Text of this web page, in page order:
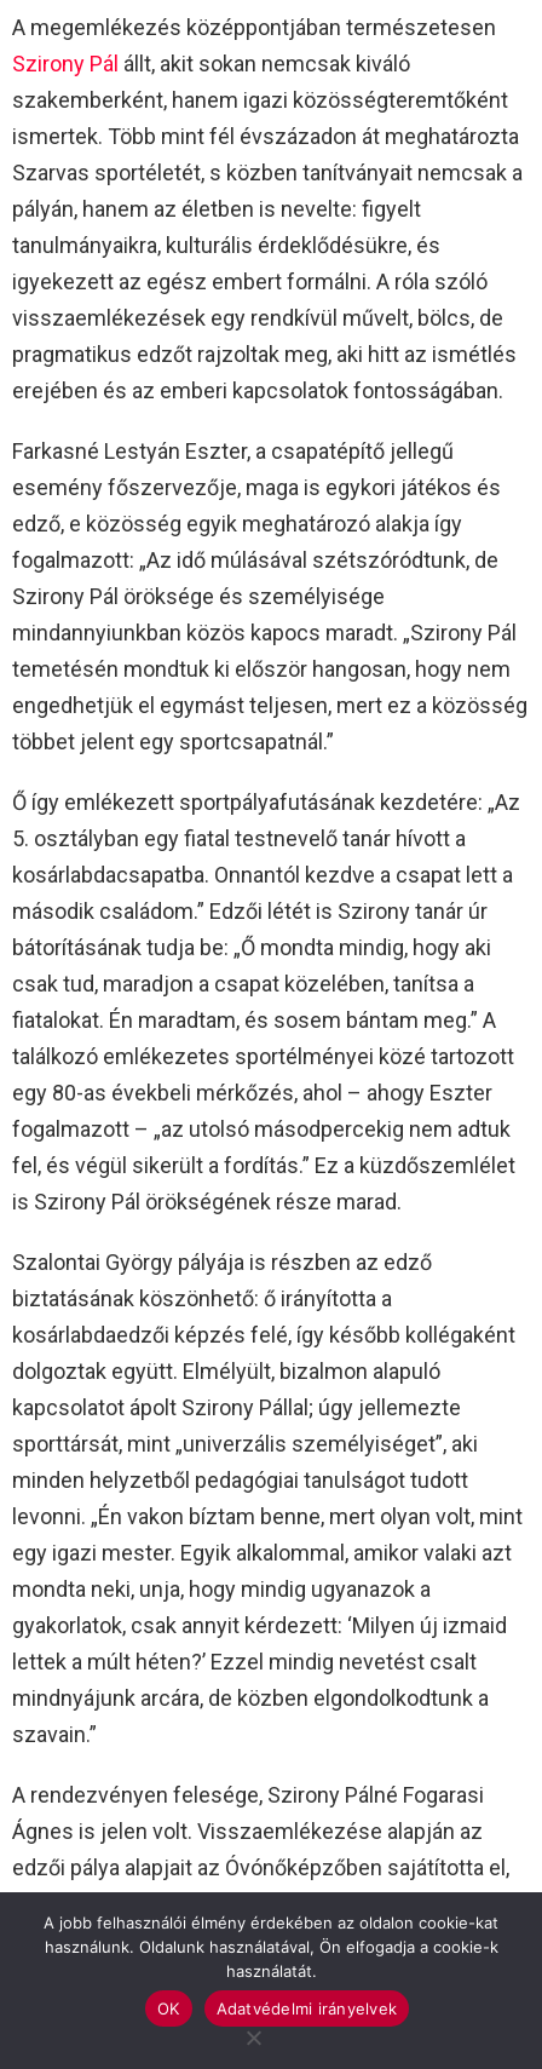
A megemlékezés középpontjában természetesen
Szirony Pál állt, akit sokan nemcsak kiváló
szakemberként, hanem igazi közösségteremtőként
ismertek. Több mint fél évszázadon át meghatározta
Szarvas sportéletét, s közben tanítványait nemcsak a
pályán, hanem az életben is nevelte: figyelt
tanulmányaikra, kulturális érdeklődésükre, és
igyekezett az egész embert formálni. A róla szóló
visszaemlékezések egy rendkívül művelt, bölcs, de
pragmatikus edzőt rajzoltak meg, aki hitt az ismétlés
erejében és az emberi kapcsolatok fontosságában.
Farkasné Lestyán Eszter, a csapatépítő jellegű
esemény főszervezője, maga is egykori játékos és
edző, e közösség egyik meghatározó alakja így
fogalmazott: „Az idő múlásával szétszóródtunk, de
Szirony Pál öröksége és személyisége
mindannyiunkban közös kapocs maradt. „Szirony Pál
temetésén mondtuk ki először hangosan, hogy nem
engedhetjük el egymást teljesen, mert ez a közösség
többet jelent egy sportcsapatnál.”
Ő így emlékezett sportpályafutásának kezdetére: „Az
5. osztályban egy fiatal testnevelő tanár hívott a
kosárlabdacsapatba. Onnantól kezdve a csapat lett a
második családom.” Edzői létét is Szirony tanár úr
bátorításának tudja be: „Ő mondta mindig, hogy aki
csak tud, maradjon a csapat közelében, tanítsa a
fiatalokat. Én maradtam, és sosem bántam meg.” A
találkozó emlékezetes sportélményei közé tartozott
egy 80-as évekbeli mérkőzés, ahol – ahogy Eszter
fogalmazott – „az utolsó másodpercekig nem adtuk
fel, és végül sikerült a fordítás.” Ez a küzdőszemlélet
is Szirony Pál örökségének része marad.
Szalontai György pályája is részben az edző
biztatásának köszönhető: ő irányította a
kosárlabdaedzői képzés felé, így később kollégaként
dolgoztak együtt. Elmélyült, bizalmon alapuló
kapcsolatot ápolt Szirony Pállal; úgy jellemezte
sporttársát, mint „univerzális személyiséget”, aki
minden helyzetből pedagógiai tanulságot tudott
levonni. „Én vakon bíztam benne, mert olyan volt, mint
egy igazi mester. Egyik alkalommal, amikor valaki azt
mondta neki, unja, hogy mindig ugyanazok a
gyakorlatok, csak annyit kérdezett: ‘Milyen új izmaid
lettek a múlt héten?’ Ezzel mindig nevetést csalt
mindnyájunk arcára, de közben elgondolkodtunk a
szavain.”
A rendezvényen felesége, Szirony Pálné Fogarasi
Ágnes is jelen volt. Visszaemlékezése alapján az
edzői pálya alapjait az Óvónőképzőben sajátította el,
Munkásságát több mint öt évtizeden keresztül
végezte, elhivatottan törekedve arra, hogy minden
tanítványából testnevelőt neveljen, amit tanítványai
sorában elért pályafutások száma is bizonyít. A
A jobb felhasználói élmény érdekében az oldalon cookie-kat
használunk. Oldalunk használatával, Ön elfogadja a cookie-k
használatát.
OK
Adatvédelmi irányelvek